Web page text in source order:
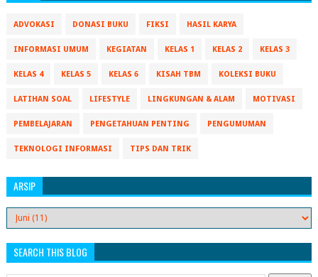
ADVOKASI DONASI BUKU FIKSI HASIL KARYA
INFORMASI UMUM KEGIATAN KELAS 1 KELAS 2 KELAS 3
KELAS 4 KELAS 5 KELAS 6 KISAH TBM KOLEKSI BUKU
LATIHAN SOAL LIFESTYLE LINGKUNGAN & ALAM MOTIVASI
PEMBELAJARAN PENGETAHUAN PENTING PENGUMUMAN
TEKNOLOGI INFORMASI TIPS DAN TRIK
ARSIP
SEARCH THIS BLOG